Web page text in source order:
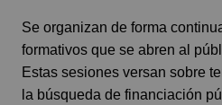
Se organizan de forma
formativos que se abren al
Estas sesiones versan sobre
la búsqueda de financiación